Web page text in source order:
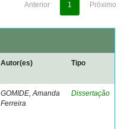
Anterior 1 Próximo
Autor(es) Tipo
GOMIDE, Amanda
Ferreira
Dissertação